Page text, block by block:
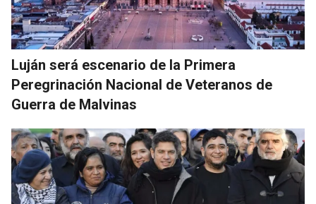
Luján será escenario de la Primera
Peregrinación Nacional de Veteranos de
Guerra de Malvinas